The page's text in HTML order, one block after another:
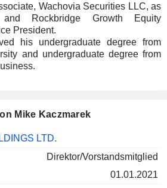
Wachovia Securities LLC, as
Rockbridge Growth Equity
President.
his undergraduate degree from
and undergraduate degree from
Mike Kaczmarek
BeginnLTD.
Direktor/Vorstandsmitglied
01.01.2021